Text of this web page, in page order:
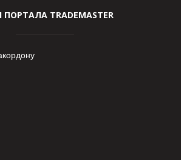
TRADEMASTER